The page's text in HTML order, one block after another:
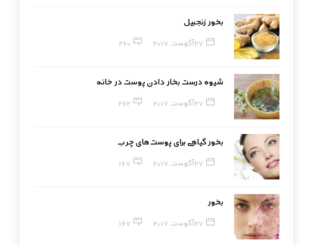
بخور زنجبیل
27 آگوست, 2017 260
شیوه درست بخار دادن پوست در خانه
27 آگوست, 2017 262
بخور گیاهی برای پوست‌های چرب
27 آگوست, 2017 167
بخور
27 آگوست, 2017 167